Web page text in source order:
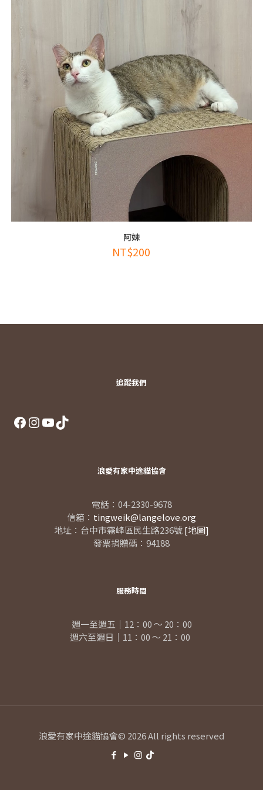
阿妹
NT$200
追蹤我們
Facebook
Instagram
YouTube
TikTok
浪愛有家中途貓協會
電話：04-2330-9678
信箱： tingweik@langelove.org
地址：台中市霧峰區民生路236號[地圖]
發票捐贈碼：94188
服務時間
週一至週五｜12：00 ～ 20：00
週六至週日｜11：00 ～ 21：00
浪愛有家中途貓協會© 2026 All rights reserved